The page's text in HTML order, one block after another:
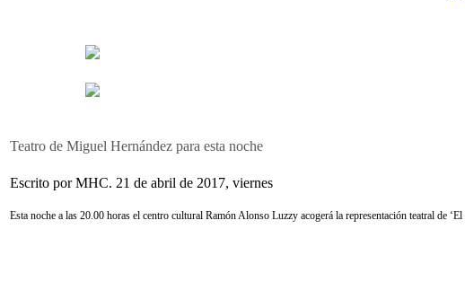
Teatro de Miguel Hernández para esta noche
Escrito por MHC. 21 de abril de 2017, viernes
Esta noche a las 20.00 horas el centro cultural Ramón Alonso Luzzy acogerá la representación teatral de